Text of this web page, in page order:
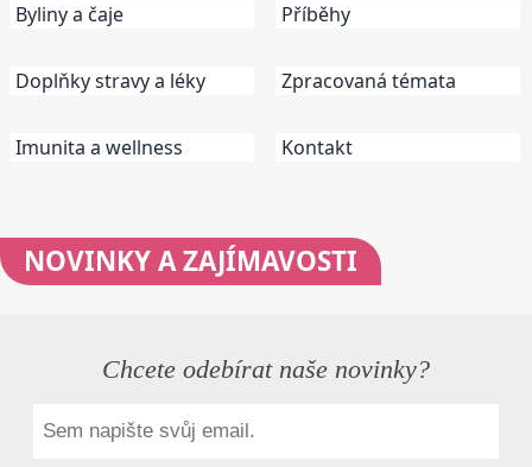
Byliny a čaje
Doplňky stravy a léky
Imunita a wellness
Příběhy
Zpracovaná témata
Kontakt
NOVINKYA ZAJÍMAVOSTI
Chcete odebírat naše novinky?